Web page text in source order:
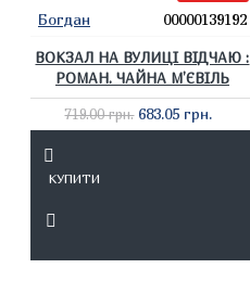
Богдан 00000139192
ВОКЗАЛ НА ВУЛИЦІ ВІДЧАЮ :
РОМАН. ЧАЙНА М’ЄВІЛЬ
719.00 грн. 683.05 грн.
КУПИТИ